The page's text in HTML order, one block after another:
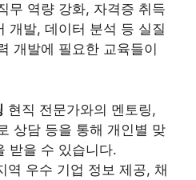
무 역량 강화, 자격증 취득
개발, 데이터 분석 등 실질
개발에 필요한 교육들이
현직 전문가와의 멘토링,
상담 등을 통해 개인별 맞
받을 수 있습니다.
역 우수 기업 정보 제공, 채